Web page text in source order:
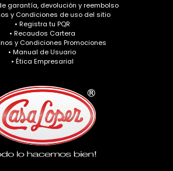
garantía, devolución y reembolso
y Condiciones de uso del sitio
• Registra tu PQR
• Recaudos Cartera
y Condiciones Promociones
• Manual de Usuario
• Ética Empresarial